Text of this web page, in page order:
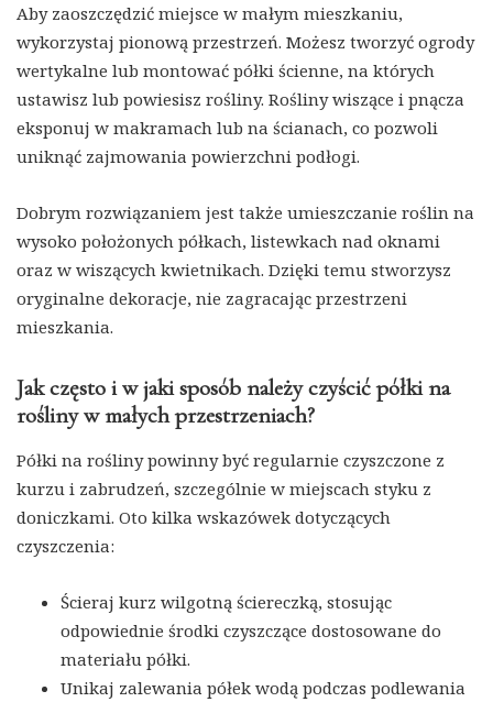
Aby zaoszczędzić miejsce w małym mieszkaniu,
wykorzystaj pionową przestrzeń. Możesz tworzyć ogrody
wertykalne lub montować półki ścienne, na których
ustawisz lub powiesisz rośliny. Rośliny wiszące i pnącza
eksponuj w makramach lub na ścianach, co pozwoli
uniknąć zajmowania powierzchni podłogi.
Dobrym rozwiązaniem jest także umieszczanie roślin na
wysoko położonych półkach, listewkach nad oknami
oraz w wiszących kwietnikach. Dzięki temu stworzysz
oryginalne dekoracje, nie zagracając przestrzeni
mieszkania.
Jak często i w jaki sposób należy czyścić półki na
rośliny w małych przestrzeniach?
Półki na rośliny powinny być regularnie czyszczone z
kurzu i zabrudzeń, szczególnie w miejscach styku z
doniczkami. Oto kilka wskazówek dotyczących
czyszczenia:
Ścieraj kurz wilgotną ściereczką, stosując
odpowiednie środki czyszczące dostosowane do
materiału półki.
Unikaj zalewania półek wodą podczas podlewania